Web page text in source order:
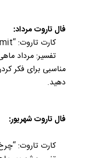
فال تاروت مرداد:
کارت تاروت: “Hermit”
دهید.
فال تاروت شهریور:
کارت تاروت: